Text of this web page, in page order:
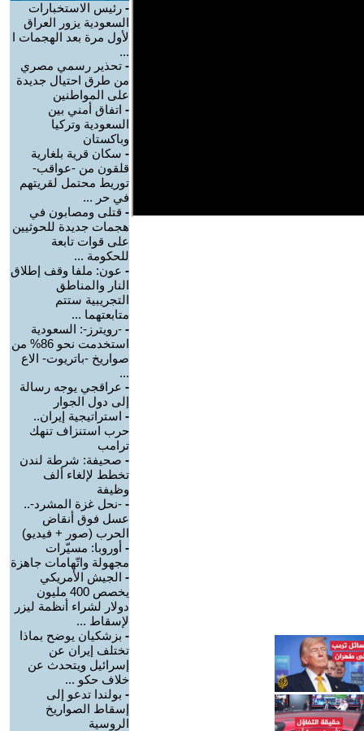
- رئيس الاستخبارات
السعودية يزور العراق
لأول مرة بعد الهجمات ا
...
- تحذير رسمي مصري
من طرق احتيال جديدة
على المواطنين
- اتفاق أمني بين
السعودية وتركيا
وباكستان
- سكان قرية بلغارية
قلقون من -عواقب-
توريط محتمل لقريتهم
في حر ...
- قتلى ومصابون في
هجمات جديدة للحوثيين
على قوات تابعة
للحكومة ...
- عون: ملفا وقف إطلاق
النار والمناطق
التجريبية ستتم
متابعتهما ...
- -رويترز-: السعودية
استخدمت نحو 86% من
صواريخ -باتريوت- الاع
...
- عراقجي يوجه رسالة
إلى دول الجوار
- استراتيجية إيران..
حرب استنزاف تنهك
ترامب
- صحيفة: شرطة لندن
تخطط لإلغاء ألف
وظيفة
- -نحل غزة المشرد-..
عسل فوق أنقاض
الحرب (صور + فيديو)
- أوروبا: مسيّرات
مجهولة واتّهامات جاهزة
- الجيش الأمريكي
يخصص 400 مليون
دولار لشراء أنظمة ليزر
لإسقاط ...
- بزشكيان يوضح بماذا
تختلف إيران عن
إسرائيل ويتحدث عن
خلاف حكو ...
- بولندا تدعو إلى
إسقاط الصواريخ
الروسية